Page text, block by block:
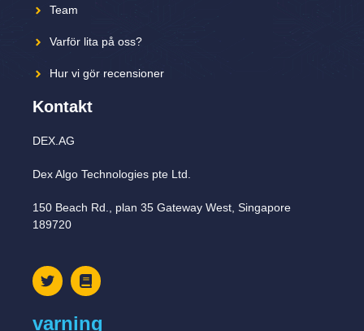
Team
Varför lita på oss?
Hur vi gör recensioner
Kontakt
DEX.AG
Dex Algo Technologies pte Ltd.
150 Beach Rd., plan 35 Gateway West, Singapore
189720
varning